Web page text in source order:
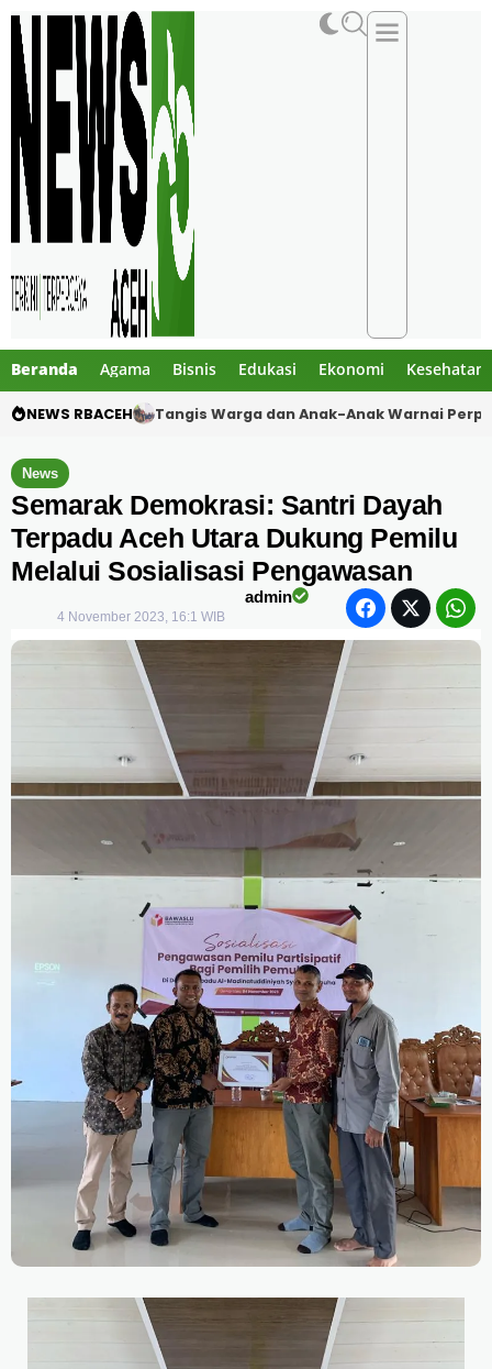
Beranda Agama Bisnis Edukasi Ekonomi Kesehatan
NEWS RBACEH Dua Pelajar Meninggal dalam Kecelakaan
News
Semarak Demokrasi: Santri Dayah
Terpadu Aceh Utara Dukung Pemilu
Melalui Sosialisasi Pengawasan
admin
4 November 2023, 16:1 WIB